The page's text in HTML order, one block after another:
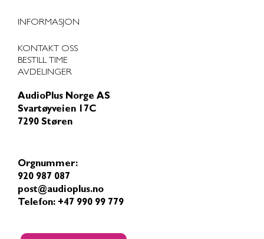
INFORMASJON
KONTAKT OSS
BESTILL TIME
AVDELINGER
AudioPlus Norge AS
Svartøyveien 17C
7290 Støren
Orgnummer:
920 987 087
post@audioplus.no
Telefon: +47 990 99 779